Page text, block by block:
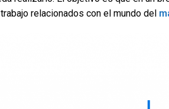
relacionados con el mundo del